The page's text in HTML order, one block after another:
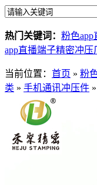
热门关键词： 粉色app
app直播端子精密冲压
当前位置： 首页 » 粉
类 » 手机通讯冲压件 »